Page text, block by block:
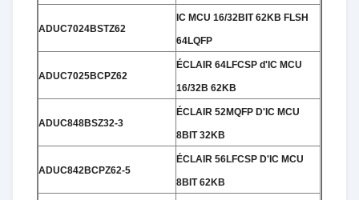
ADUC7024BSTZ62
IC MCU 16/32BIT 62KB FLSH
64LQFP
ADUC7025BCPZ62
ÉCLAIR 64LFCSP d'IC MCU
16/32B 62KB
ADUC848BSZ32-3
ÉCLAIR 52MQFP D'IC MCU
8BIT 32KB
ADUC842BCPZ62-5
ÉCLAIR 56LFCSP D'IC MCU
8BIT 62KB